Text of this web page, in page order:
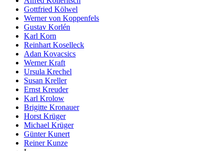
Gottfried Kölwel
Werner von Koppenfels
Gustav Korlén
Karl Korn
Reinhart Koselleck
Adan Kovacsics
Werner Kraft
Ursula Krechel
Susan Kreller
Ernst Kreuder
Karl Krolow
Brigitte Kronauer
Horst Krüger
Michael Krüger
Günter Kunert
Reiner Kunze